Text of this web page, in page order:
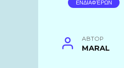
ΕΝΔΙΑΦΈΡΩΝ
АВТОР
MARAL